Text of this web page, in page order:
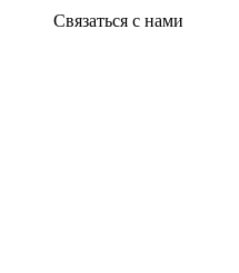
Связаться с нами